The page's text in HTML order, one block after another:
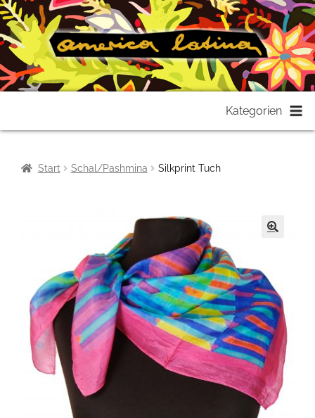
springen
springen
Kategorien
Start Schal/Pashmina Silkprint Tuch